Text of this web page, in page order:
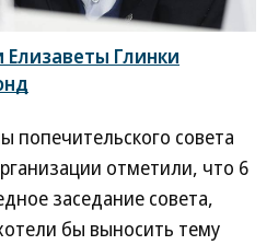
Глинки
попечительского совета
отметили, что 6
заседание совета,
бы выносить тему